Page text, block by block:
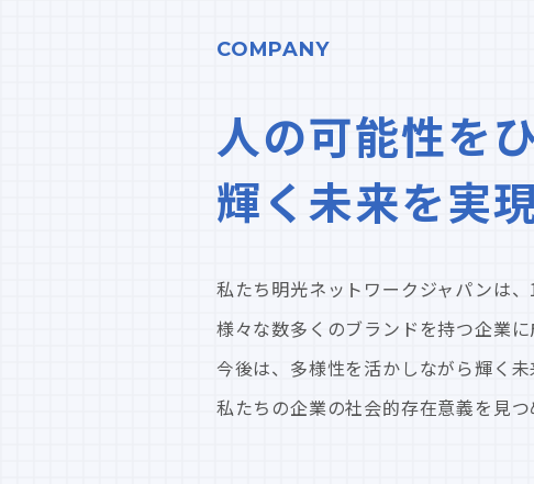
COMPANY
人の可能性を
輝く未来を実
私たち明光ネットワークジャパンは
様々な数多くのブランドを持つ企業に
今後は、多様性を活かしながら輝く
私たちの企業の社会的存在意義を見